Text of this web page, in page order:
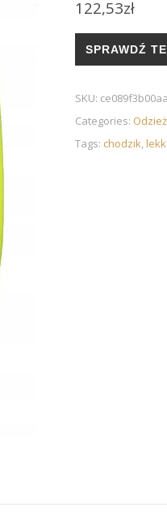
122,53zł
SPRAWDŹ
SKU: ce089f3b00aa
Categories:
Tags: chodzik,